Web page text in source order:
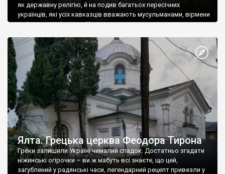
як державну релігію, й на подив багатьох пересічних
українців, які усіх кавказців вважають мусульманами, вірмени
є відданими вірянами Христа
Ялта. Грецька церква Феодора Тирона
Греки залишили Україні чималий спадок. Достатньо згадати
ніжинські огірочки – ви ж мабуть всі знаєте, що цей,
загублений у радянські часи, легендарний рецепт привезли у